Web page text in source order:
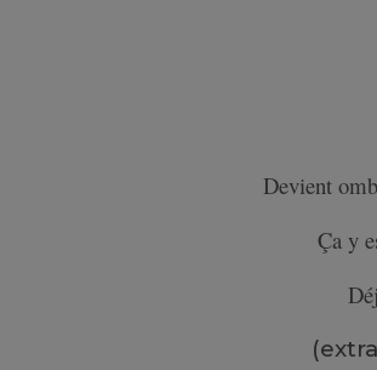
Devient
Ça y